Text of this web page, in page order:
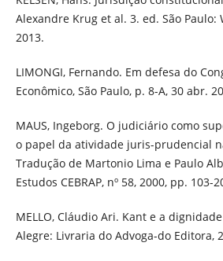
Alexandre Krug et al. 3. ed. São Paulo:
2013.
LIMONGI, Fernando. Em defesa do
Econômico, São Paulo, p. 8-A, 30 abr.
MAUS, Ingeborg. O judiciário como
o papel da atividade juris-prudencial
Tradução de Martonio Lima e Paulo
Estudos CEBRAP, nº 58, 2000, pp. 103-
MELLO, Cláudio Ari. Kant e a
Alegre: Livraria do Advoga-do Editora,